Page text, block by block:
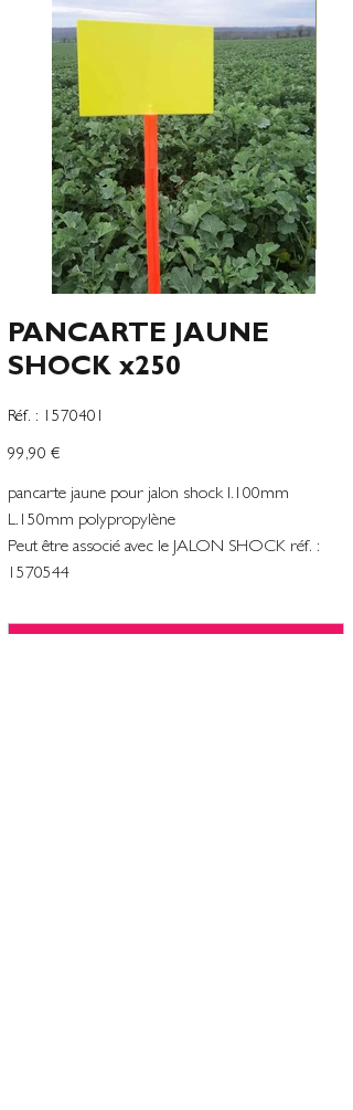
PANCARTE JAUNE
SHOCK x250
Réf. :
SKU
1570401
1570401
Precio
99,90 €
pancarte jaune pour jalon shock l.100mm
L.150mm polypropylène
Peut être associé avec le JALON SHOCK réf. :
1570544